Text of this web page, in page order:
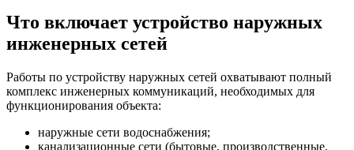
Что включает устройство наружных
инженерных сетей
Работы по устройству наружных сетей охватывают полный
комплекс инженерных коммуникаций, необходимых для
функционирования объекта:
наружные сети водоснабжения;
канализационные сети (бытовые, производственные,